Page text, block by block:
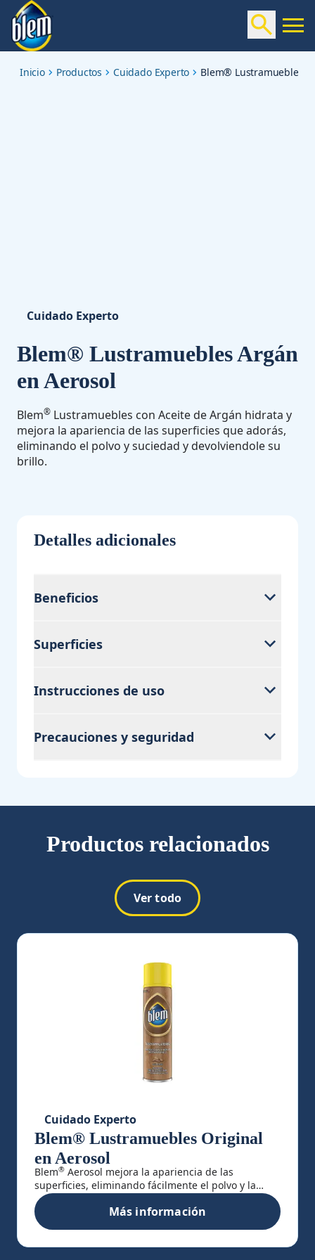
renewing-aerosol
Inicio Productos Cuidado Experto Blem® Lustramuebles
Cuidado Experto
Blem® Lustramuebles Argán
en Aerosol
Blem® Lustramuebles con Aceite de Argán hidrata y
mejora la apariencia de las superficies que adorás,
eliminando el polvo y suciedad y devolviendole su
brillo.
Detalles adicionales
Beneficios
Superficies
Instrucciones de uso
Precauciones y seguridad
Productos relacionados
Ver todo
Cuidado Experto
Blem® Lustramuebles Original
en Aerosol
Blem® Aerosol mejora la apariencia de las
superficies, eliminando fácilmente el polvo y la
huellas dejando una capa protectora brillante sin
acumulación de cera.
Blem® Lustramuebles
Más información